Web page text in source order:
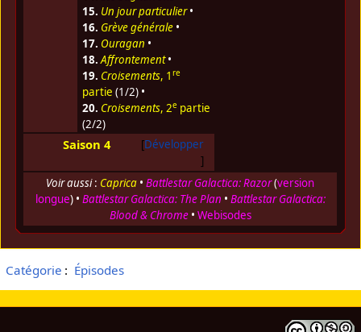
15. Un jour particulier•
16. Grève générale•
17. Ouragan •
18.Affrontement•
19. Croisements, 1 re
partie (1/2) •
20. Croisements, 2epartie
(2/2)
Développer
Saison 4
Voir aussi: Caprica •Battlestar Galactica: Razor(version
longue) • Battlestar Galactica: The Plan • Battlestar Galactica:
Blood & Chrome• Webisodes
Catégorie : Épisodes